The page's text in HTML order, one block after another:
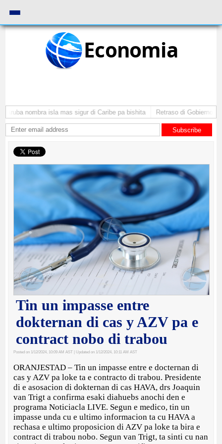
Economia
nombra isla mas sigur di Caribe pa bishita Retraso di Gobierno ta
Subscribe
Tin un impasse entre
dokternan di cas y AZV pa e
contract nobo di trabou
Posted on 1/12/2024, 10:09 AM AST | Updated on 1/12/2024, 10:11 AM AST
ORANJESTAD – Tin un impasse entre e docternan di
cas y AZV pa loke ta e contracto di trabou. Presidente
di e asosacion di dokternan di cas HAVA, drs Joaquin
van Trigt a confirma esaki diahuebs anochi den e
programa Noticiacla LIVE. Segun e medico, tin un
impasse unda cu e ultimo informacion ta cu HAVA a
rechasa e ultimo proposicion di AZV pa loke ta bira e
contract di trabou nobo. Segun van Trigt, ta sinti cu nan